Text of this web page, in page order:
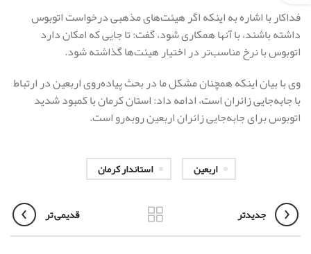
فداکار با اشاره به اینکه اگر هیئت‌های مذهبی درخواست اتوبوس
داشته باشند، با آنها همکاری شود، گفت: تا جایی که امکان دارد
اتوبوس با نرخ مناسب‌تر در اختیار هیئت‌ها گذاشته شود.
وی با بیان اینکه همچنان مشکل ما در بحث پیاده‌روی اربعین در ارتباط
با جابه‌جایی زائران است، ادامه داد: استان کرمان با کمبود شدید
اتوبوس برای جابه‌جایی زائران اربعین روبه‌رو است.
اربعین استاندار کرمان
جدیدتر قدیمی تر